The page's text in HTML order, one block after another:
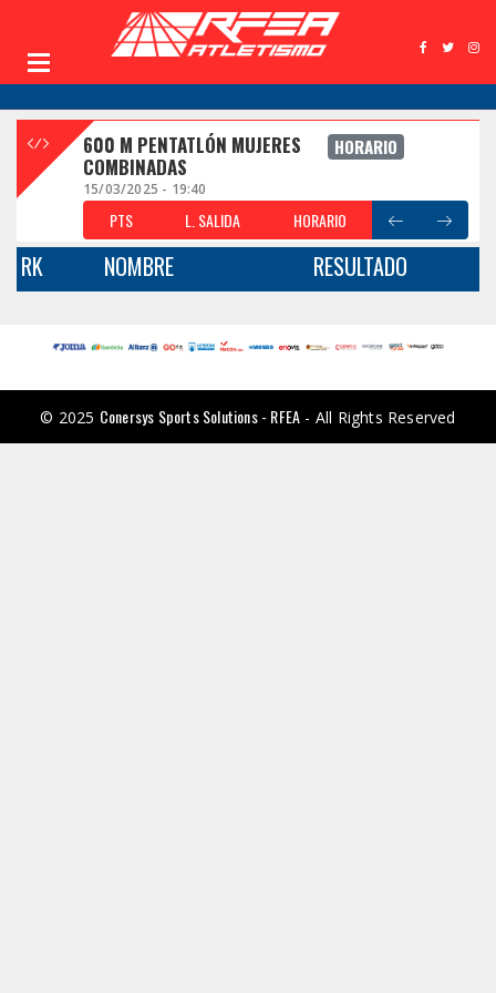
600 M PENTATLÓN MUJERES
COMBINADAS
HORARIO
15/03/2025 - 19:40
PTS L. SALIDA HORARIO
RK NOMBRE RESULTADO
© 2025 Conersys Sports Solutions - RFEA - All Rights Reserved